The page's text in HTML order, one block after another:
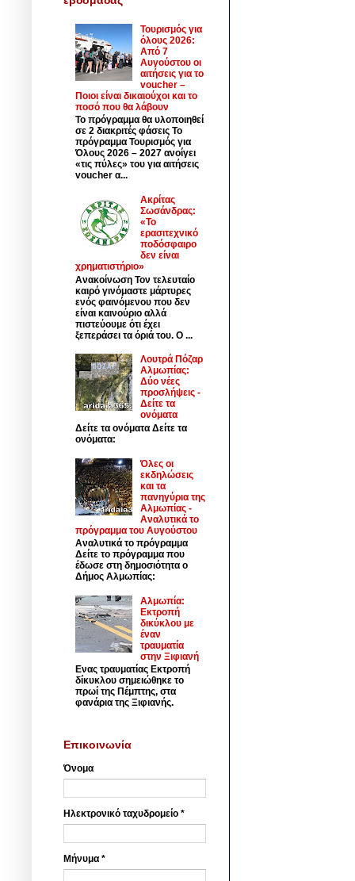
Τουρισμός για
όλους 2026:
Από 7
Αυγούστου οι
αιτήσεις για το
voucher –
Ποιοι είναι δικαιούχοι και το
ποσό που θα λάβουν
Το πρόγραμμα θα υλοποιηθεί
σε 2 διακριτές φάσεις Το
πρόγραμμα Τουρισμός για
Όλους 2026 – 2027 ανοίγει
«τις πύλες» του για αιτήσεις
voucher α...
Ακρίτας
Σωσάνδρας:
«Το
ερασιτεχνικό
ποδόσφαιρο
δεν είναι
χρηματιστήριο»
Ανακοίνωση Τον τελευταίο
καιρό γινόμαστε μάρτυρες
ενός φαινόμενου που δεν
είναι καινούριο αλλά
πιστεύουμε ότι έχει
ξεπεράσει τα όριά του. Ο ...
Λουτρά Πόζαρ
Αλμωπίας:
Δύο νέες
προσλήψεις -
Δείτε τα
ονόματα
Δείτε τα ονόματα Δείτε τα
ονόματα:
Όλες οι
εκδηλώσεις
και τα
πανηγύρια της
Αλμωπίας -
Αναλυτικά το
πρόγραμμα του Αυγούστου
Αναλυτικά το πρόγραμμα
Δείτε το πρόγραμμα που
έδωσε στη δημοσιότητα ο
Δήμος Αλμωπίας:
Αλμωπία:
Εκτροπή
δικύκλου με
έναν
τραυματία
στην Ξιφιανή
Ενας τραυματίας Εκτροπή
δίκυκλου σημειώθηκε το
πρωί της Πέμπτης, στα
φανάρια της Ξιφιανής.
Επικοινωνία
Όνομα
Ηλεκτρονικό ταχυδρομείο *
Μήνυμα *